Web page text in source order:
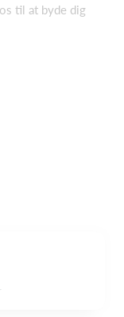
til at byde dig